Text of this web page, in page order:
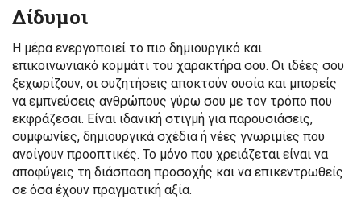
Δίδυμοι
Η μέρα ενεργοποιεί το πιο δημιουργικό και
επικοινωνιακό κομμάτι του χαρακτήρα σου. Οι ιδέες σου
ξεχωρίζουν, οι συζητήσεις αποκτούν ουσία και μπορείς
να εμπνεύσεις ανθρώπους γύρω σου με τον τρόπο που
εκφράζεσαι. Είναι ιδανική στιγμή για παρουσιάσεις,
συμφωνίες, δημιουργικά σχέδια ή νέες γνωριμίες που
ανοίγουν προοπτικές. Το μόνο που χρειάζεται είναι να
αποφύγεις τη διάσπαση προσοχής και να επικεντρωθείς
σε όσα έχουν πραγματική αξία.